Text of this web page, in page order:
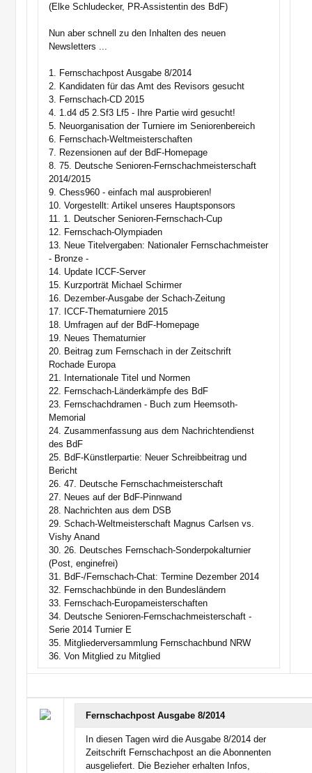
(Elke Schludecker, PR-Assistentin des BdF)
Nun aber schnell zu den Inhalten des neuen
Newsletters ...
1. Fernschachpost Ausgabe 8/2014
2. Kandidaten für das Amt des Revisors gesucht
3. Fernschach-CD 2015
4. 1.d4 d5 2.Sf3 Lf5 - Ihre Partie wird gesucht!
5. Neuorganisation der Turniere im Seniorenbereich
6. Fernschach-Weltmeisterschaften
7. Rezensionen auf der BdF-Homepage
8. 75. Deutsche Senioren-Fernschachmeisterschaft
2014/2015
9. Chess960 - einfach mal ausprobieren!
10. Vorgestellt: Artikel unseres Hauptsponsors
11. 1. Deutscher Senioren-Fernschach-Cup
12. Fernschach-Olympiaden
13. Neue Titelvergaben: Nationaler Fernschachmeister
- Bronze -
14. Update ICCF-Server
15. Kurzporträt Michael Schirmer
16. Dezember-Ausgabe der Schach-Zeitung
17. ICCF-Thematurniere 2015
18. Umfragen auf der BdF-Homepage
19. Neues Thematurnier
20. Beitrag zum Fernschach in der Zeitschrift
Rochade Europa
21. Internationale Titel und Normen
22. Fernschach-Länderkämpfe des BdF
23. Fernschachdramen - Buch zum Heemsoth-
Memorial
24. Zusammenfassung aus dem Nachrichtendienst
des BdF
25. BdF-Künstlerpartie: Neuer Schreibbeitrag und
Bericht
26. 47. Deutsche Fernschachmeisterschaft
27. Neues auf der BdF-Pinnwand
28. Nachrichten aus dem DSB
29. Schach-Weltmeisterschaft Magnus Carlsen vs.
Vishy Anand
30. 26. Deutsches Fernschach-Sonderpokalturnier
(Post, enginefrei)
31. BdF-/Fernschach-Chat: Termine Dezember 2014
32. Fernschachbünde in den Bundesländern
33. Fernschach-Europameisterschaften
34. Deutsche Senioren-Fernschachmeisterschaft -
Serie 2014 Turnier E
35. Mitgliederversammlung Fernschachbund NRW
36. Von Mitglied zu Mitglied
Fernschachpost Ausgabe 8/2014
In diesen Tagen wird die Ausgabe 8/2014 der
Zeitschrift Fernschachpost an die Abonnenten
ausgeliefert. Die Bezieher erhalten Infos,